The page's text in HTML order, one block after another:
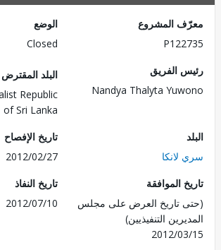
المشروع
الفريق
Nandya Thalyta
البلد المقترض
Socialist Republic
of Sri Lanka
تاريخ الإفصاح
2012/02/27
الموافقة
تاريخ العرض على مجلس
التنفيذيين)
2012/
تاريخ النفاذ
2012/07/10